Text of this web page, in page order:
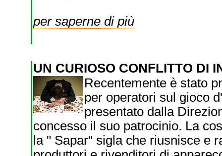
per saperne di più
UN CURIOSO CONFLITTO DI
Recentemente è stato
per operatori sul gioco
presentato dalla
concesso il suo patrocinio. La
la " Sapar" sigla che riusnisce e